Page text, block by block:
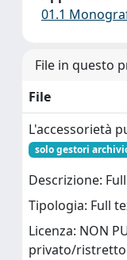
01.1
File in questo
File
L'accessorietà
solo gestori
Descrizione:
Tipologia: Full
Licenza: NON
privato/ristretto